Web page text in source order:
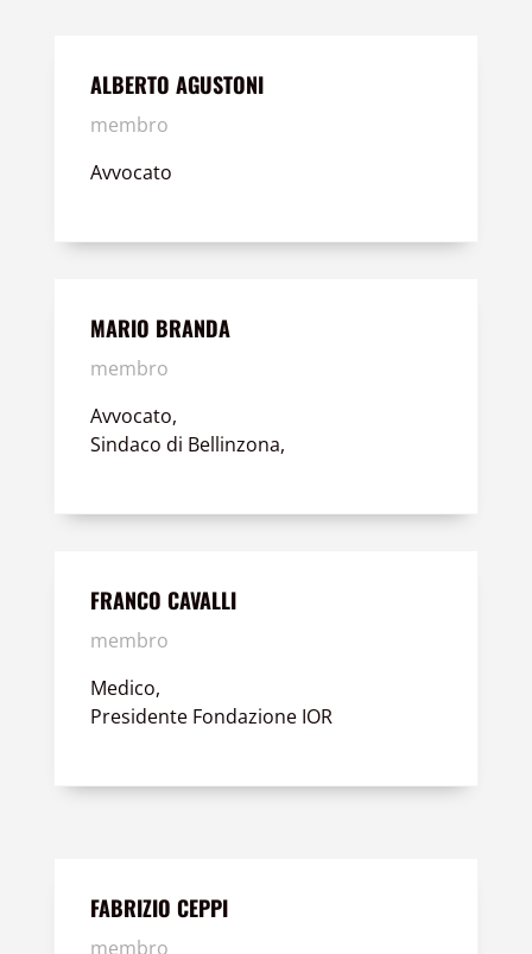
ALBERTO AGUSTONI
membro
Avvocato
MARIO BRANDA
membro
Avvocato,
Sindaco di Bellinzona,
FRANCO CAVALLI
membro
Medico,
Presidente Fondazione IOR
FABRIZIO CEPPI
membro